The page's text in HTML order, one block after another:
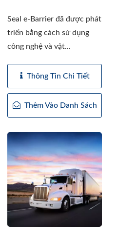
Seal e-Barrier đã được phát
triển bằng cách sử dụng
công nghệ và vật...
Thông Tin Chi Tiết
Thêm Vào Danh Sách